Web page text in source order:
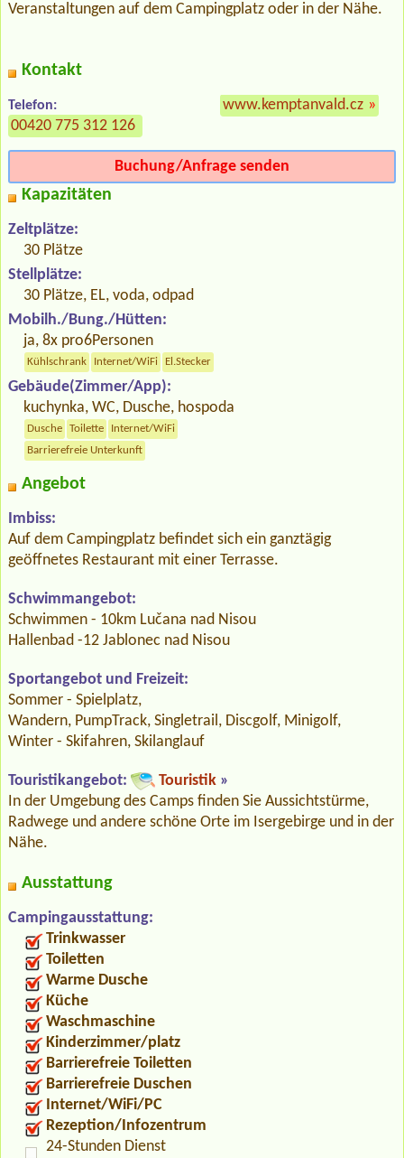
Veranstaltungen auf dem Campingplatz oder in der Nähe.
Kontakt
Telefon:
00420 775 312 126
www.kemptanvald.cz »
Buchung/Anfrage senden
Kapazitäten
Zeltplätze:
30 Plätze
Stellplätze:
30 Plätze, EL, voda, odpad
Mobilh./Bung./Hütten:
ja, 8x pro6Personen
Kühlschrank Internet/WiFi El.Stecker
Gebäude(Zimmer/App):
kuchynka, WC, Dusche, hospoda
Dusche Toilette
Internet/WiFi
Barrierefreie Unterkunft
Angebot
Imbiss:
Auf dem Campingplatz befindet sich ein ganztägig
geöffnetes Restaurant mit einer Terrasse.
Schwimmangebot:
Schwimmen - 10km Lučana nad Nisou
Hallenbad -12 Jablonec nad Nisou
Sportangebot und Freizeit:
Sommer - Spielplatz,
Wandern, PumpTrack, Singletrail, Discgolf, Minigolf,
Winter - Skifahren, Skilanglauf
Touristikangebot: Touristik »
In der Umgebung des Camps finden Sie Aussichtstürme,
Radwege und andere schöne Orte im Isergebirge und in der
Nähe.
Ausstattung
Campingausstattung:
Trinkwasser
Toiletten
Warme Dusche
Küche
Waschmaschine
Kinderzimmer/platz
Barrierefreie Toiletten
Barrierefreie Duschen
Internet/WiFi/PC
Rezeption/Infozentrum
24-Stunden Dienst